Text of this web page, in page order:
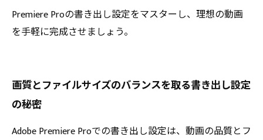
Premiere Proの書き出し設定をマスターし、理想の動画
を手軽に完成させましょう。
画質とファイルサイズのバランスを取る書き出し設定
の秘密
Adobe Premiere Proでの書き出し設定は、動画の品質とフ